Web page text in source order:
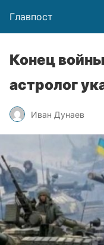
Главпост
Конец
астролог
Иван Дунаев